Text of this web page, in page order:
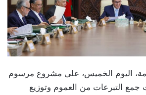
اليوم الخميس، على مشروع مرسوم
جمع التبرعات من العموم وتوزيع